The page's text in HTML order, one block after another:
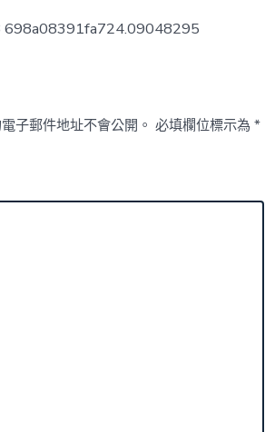
子郵件地址不會公開。 必填欄位標示為*